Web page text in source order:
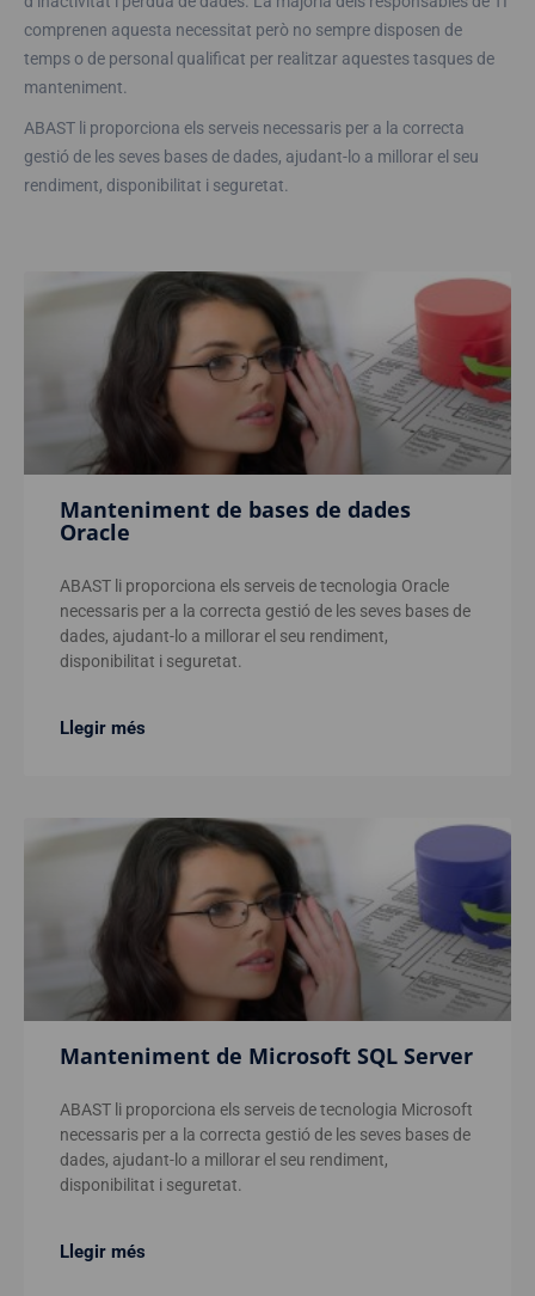
comprenen aquesta necessitat però no sempre disposen de
temps o de personal qualificat per realitzar aquestes tasques de
manteniment.
ABAST li proporciona els serveis necessaris per a la correcta
gestió de les seves bases de dades, ajudant-lo a millorar el seu
rendiment, disponibilitat i seguretat.
Manteniment de bases de dades
Oracle
ABAST li proporciona els serveis de tecnologia Oracle
necessaris per a la correcta gestió de les seves bases de
dades, ajudant-lo a millorar el seu rendiment,
disponibilitat i seguretat.
Llegir més
Manteniment de Microsoft SQL Server
ABAST li proporciona els serveis de tecnologia Microsoft
necessaris per a la correcta gestió de les seves bases de
dades, ajudant-lo a millorar el seu rendiment,
disponibilitat i seguretat.
Llegir més